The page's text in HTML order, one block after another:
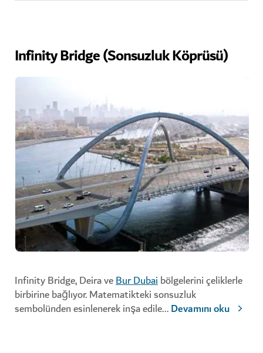
Infinity Bridge (Sonsuzluk Köprüsü)
Infinity Bridge, Deira veBur Dubaibölgelerini çeliklerle
birbirine bağlıyor. Matematikteki sonsuzluk
sembolünden esinlenerek inşa edile...Devamını oku